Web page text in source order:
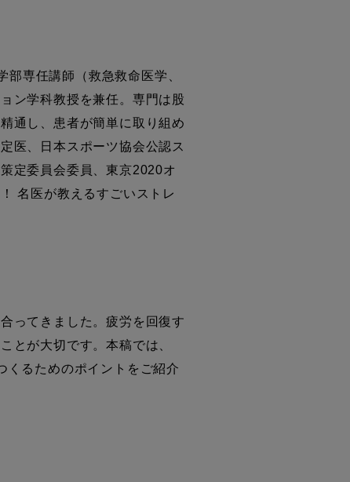
専任講師（救急救命医学、
ン学科教授を兼任。専門は股
通し、患者が簡単に取り組め
医、日本スポーツ協会公認ス
定委員会委員、東京2020オ
名医が教えるすごいストレ
ってきました。疲労を回復す
とが大切です。本稿では、
くるためのポイントをご紹介